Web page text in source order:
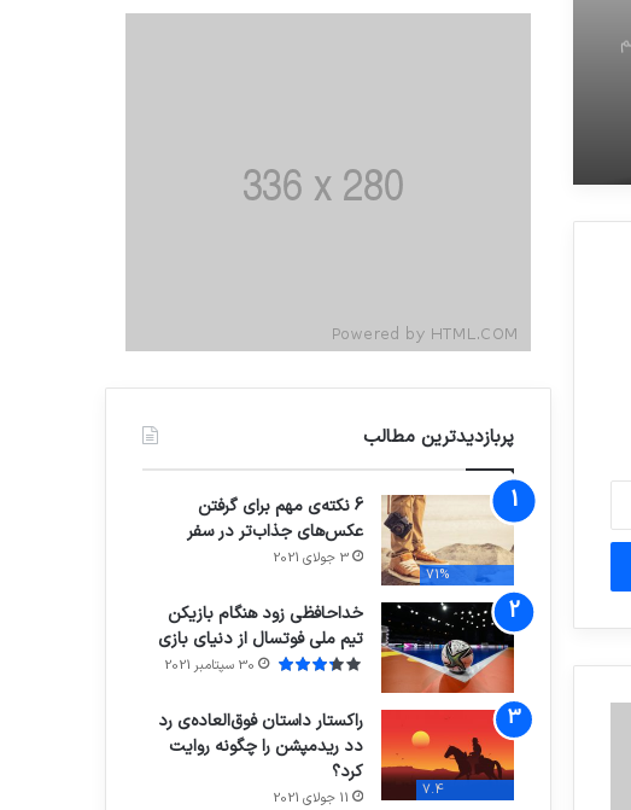
پربازدیدترین مطالب
71%
6 نکته‌ی مهم برای گرفتن
عکس‌های جذاب‌تر در سفر
3 جولای 2021
خداحافظی زود هنگام بازیکن
تیم ملی فوتسال از دنیای بازی
30 سپتامبر 2021
7.4
راکستار داستان فوق‌العاده‌ی رد
دد ریدمپشن را چگونه روایت
کرد؟
11 جولای 2021